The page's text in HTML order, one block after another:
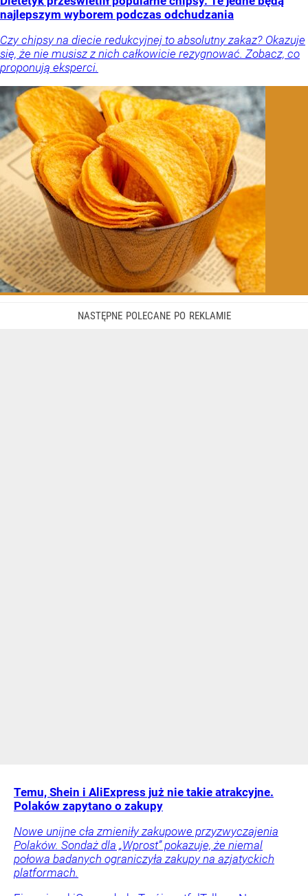
najlepszym wyborem podczas odchudzania
Czy chipsy na diecie redukcyjnej to absolutny zakaz? Okazuje
się, że nie musisz z nich całkowicie rezygnować. Zobacz, co
proponują eksperci.
Temu, Shein i AliExpress już nie takie atrakcyjne.
Polaków zapytano o zakupy
Nowe unijne cła zmieniły zakupowe przyzwyczajenia
Polaków. Sondaż dla „Wprost” pokazuje, że niemal
połowa badanych ograniczyła zakupy na azjatyckich
platformach.